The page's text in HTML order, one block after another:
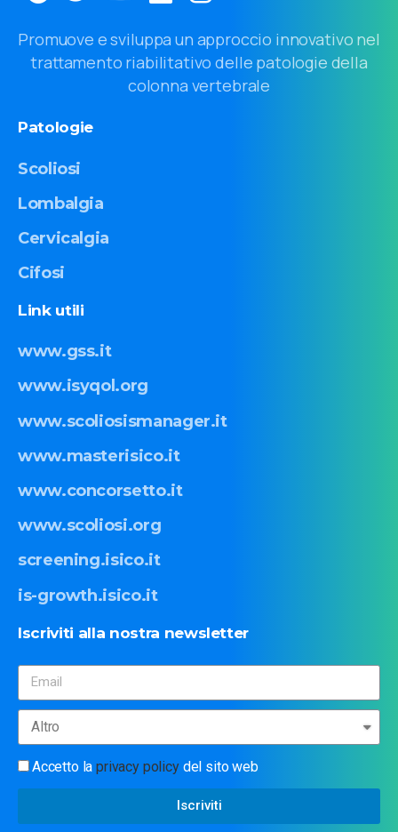
Promuove e sviluppa un approccio innovativo nel
trattamento riabilitativo delle patologie della
colonna vertebrale
Patologie
Scoliosi
Lombalgia
Cervicalgia
Cifosi
Link utili
www.gss.it
www.isyqol.org
www.scoliosismanager.it
www.masterisico.it
www.concorsetto.it
www.scoliosi.org
screening.isico.it
is-growth.isico.it
Iscriviti alla nostra newsletter
Accetto laprivacy policydel sito web
Iscriviti